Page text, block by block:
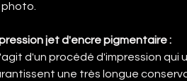
photo.
jet d'encre pigmentaire :
d'un procédé d'impression qui
une très longue